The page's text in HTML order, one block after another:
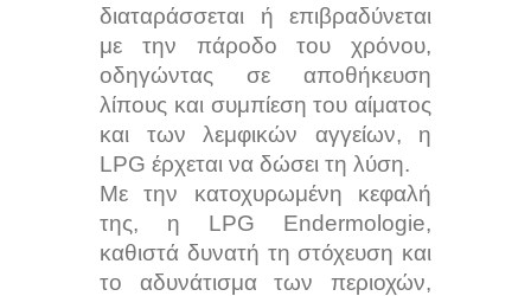
διαταράσσεται ή επιβραδύνεται
με την πάροδο του χρόνου,
οδηγώντας σε αποθήκευση
λίπους και συμπίεση του αίματος
και των λεμφικών αγγείων, η
LPG έρχεται να δώσει τη λύση.
Με την κατοχυρωμένη κεφαλή
της, η LPG Endermologie,
καθιστά δυνατή τη στόχευση και
το αδυνάτισμα των περιοχών,